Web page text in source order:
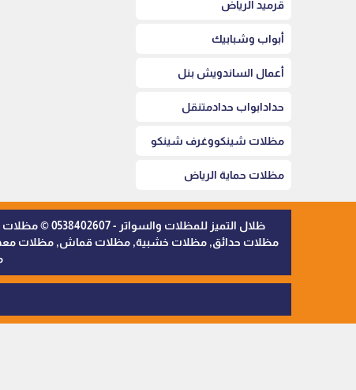
قرميد الرياض
أبواب وشبابيك
أعمال الساندويش بنل
حدادابواب حدادمتنقل
مظلات شينكووغرف شينكو
مظلات حماية الرياض
ظلال
مظلات حدائق, مظلات خشبية, مظلات قماش, مظلات